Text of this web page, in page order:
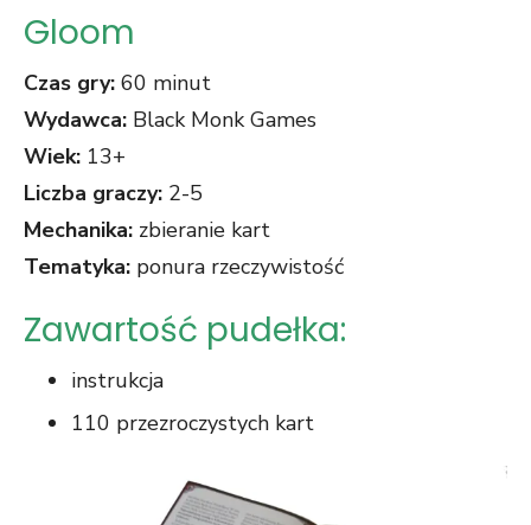
Gloom
Czas gry: 60 minut
Wydawca: Black Monk Games
Wiek: 13+
Liczba graczy: 2-5
Mechanika: zbieranie kart
Tematyka: ponura rzeczywistość
Zawartość pudełka:
instrukcja
110 przezroczystych kart